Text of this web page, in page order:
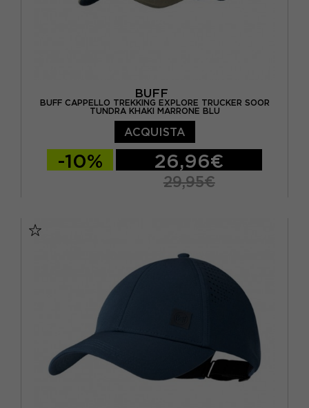
BUFF
BUFF CAPPELLO TREKKING EXPLORE TRUCKER SOOR
TUNDRA KHAKI MARRONE BLU
ACQUISTA
-10% 26,96€
29,95€